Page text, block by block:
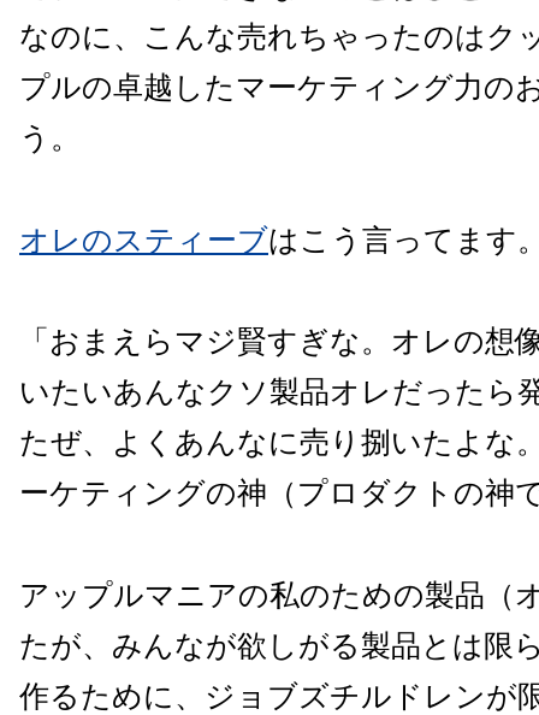
なのに、こんな売れちゃったのはク
プルの卓越したマーケティング力の
う。
オレのスティーブはこう言ってます
「おまえらマジ賢すぎな。オレの想
いたいあんなクソ製品オレだったら
たぜ、よくあんなに売り捌いたよな
ーケティングの神（プロダクトの神
アップルマニアの私のための製品（
たが、みんなが欲しがる製品とは限
作るために、ジョブズチルドレンが